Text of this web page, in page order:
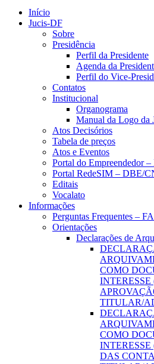
Início
Jucis-DF
Sobre
Presidência
Perfil da Presidente
Agenda da
Perfil do Vice-
Contatos
Institucional
Organograma
Manual da Logo da
Atos Decisórios
Tabela de preços
Atos e Eventos
Portal do Empreendedor
Portal RedeSIM – DBE/
Editais
Vocalato
Informações
Perguntas Frequentes –
Orientações
Declarações de
COMO
TITULAR/
COMO
DAS